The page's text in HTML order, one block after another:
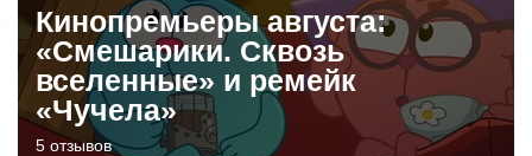
Кинопремьеры августа:
«Смешарики. Сквозь
вселенные» и ремейк
«Чучела»
5 отзывов